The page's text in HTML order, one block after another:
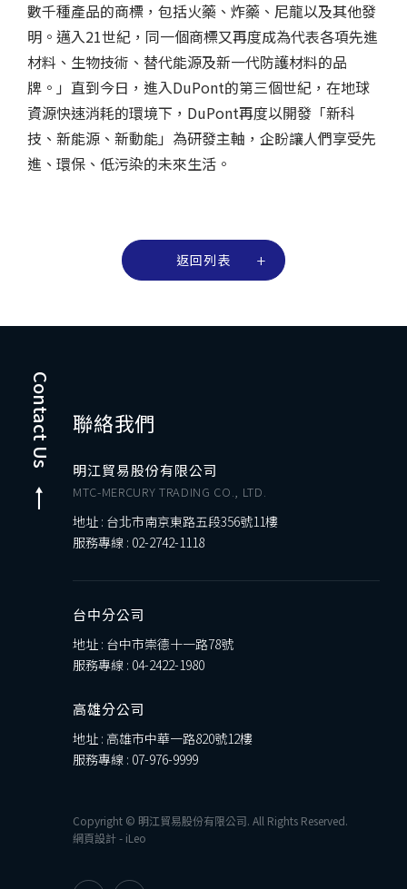
數千種產品的商標，包括火藥、炸藥、尼龍以及其他發
明。邁入21世紀，同一個商標又再度成為代表各項先進
材料、生物技術、替代能源及新一代防護材料的品
牌。」直到今日，進入DuPont的第三個世紀，在地球
資源快速消耗的環境下，DuPont再度以開發「新科
技、新能源、新動能」為研發主軸，企盼讓人們享受先
進、環保、低污染的未來生活。
返回列表
Contact Us 聯絡我們
明江貿易股份有限公司
MTC-MERCURY TRADING CO., LTD.
地址 : 台北市南京東路五段356號11樓
服務專線 : 02-2742-1118
台中分公司
地址 : 台中市崇德十一路78號
服務專線 : 04-2422-1980
高雄分公司
地址 : 高雄市中華一路820號12樓
服務專線 : 07-976-9999
Copyright © 明江貿易股份有限公司. All Rights Reserved.
網頁設計- iLeo